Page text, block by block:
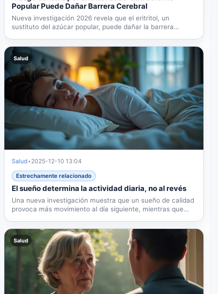
Popular Puede Dañar Barrera Cerebral
Nueva investigación 2026 revela que el eritritol, un
sustituto del azúcar popular, puede dañar la barrera
Salud
Salud• 2025-12-10 13:04
Estrechamente relacionado
El sueño determina la actividad diaria, no al revés
Una nueva investigación muestra que un sueño de calidad
provoca más movimiento al día siguiente, mientras que
Salud